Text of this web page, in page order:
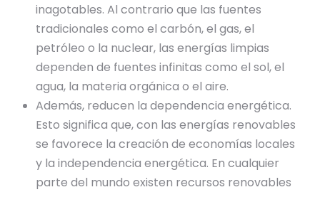
inagotables. Al contrario que las fuentes
tradicionales como el carbón, el gas, el
petróleo o la nuclear, las energías limpias
dependen de fuentes infinitas como el sol, el
agua, la materia orgánica o el aire.
Además, reducen la dependencia energética.
Esto significa que, con las energías renovables
se favorece la creación de economías locales
y la independencia energética. En cualquier
parte del mundo existen recursos renovables